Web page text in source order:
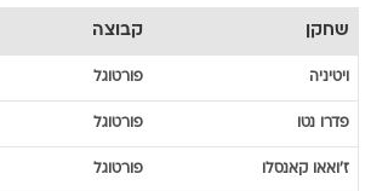
שחקן קבוצה
ויטיניה פורטוגל
פדרו נטו פורטוגל
ז'ואאו קאנסלו פורטוגל